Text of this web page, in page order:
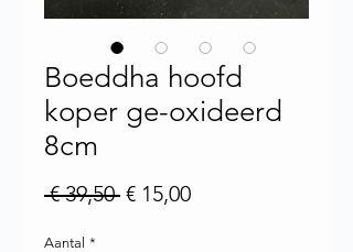
Boeddha hoofd
koper ge-oxideerd
8cm
€ 39,50 Normale prijs
€ 15,00Verkoopprijs
Aantal *